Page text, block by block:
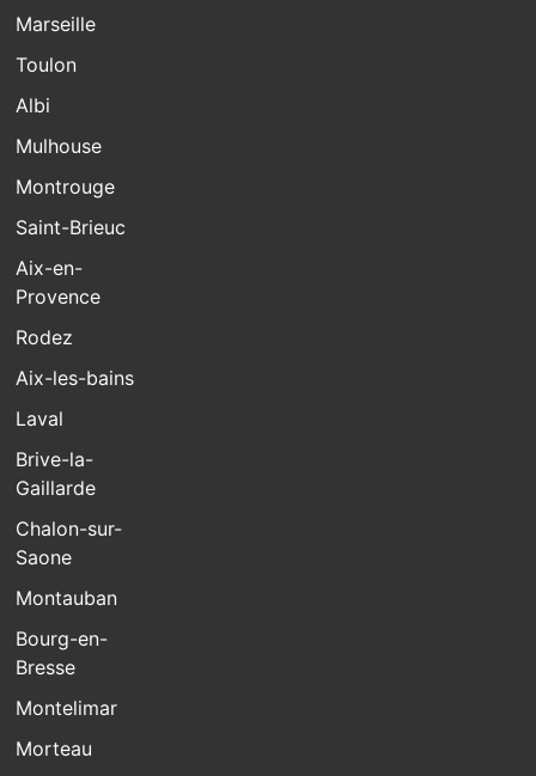
Marseille
Toulon
Albi
Mulhouse
Montrouge
Saint-Brieuc
Aix-en-
Provence
Rodez
Aix-les-bains
Laval
Brive-la-
Gaillarde
Chalon-sur-
Saone
Montauban
Bourg-en-
Bresse
Montelimar
Morteau